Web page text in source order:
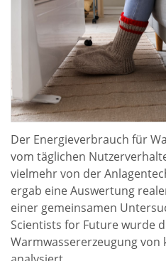
Der Energieverbrauch für
vom täglichen
vielmehr von der
ergab eine Auswertung
einer gemeinsamen
Scientists for Future wurde
Warmwassererzeugung von